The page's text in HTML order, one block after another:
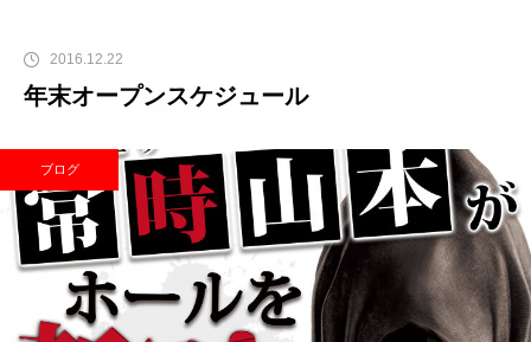
2016.12.22
年末オープンスケジュール
ブログ